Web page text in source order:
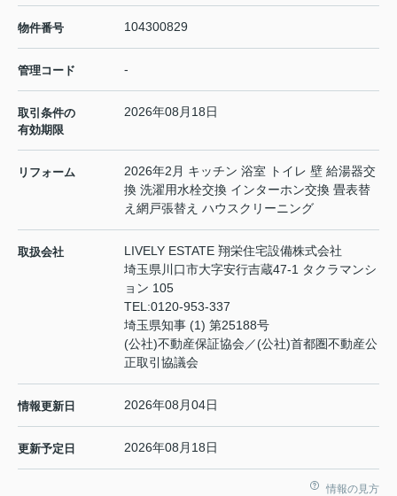
物件番号 104300829
管理コード -
取引条件の
有効期限
2026年08月18日
リフォーム
2026年2月 キッチン 浴室 トイレ 壁 給湯器交
換 洗濯用水栓交換 インターホン交換 畳表替
え網戸張替え ハウスクリーニング
取扱会社
LIVELY ESTATE 翔栄住宅設備株式会社
埼玉県川口市大字安行吉蔵47-1 タクラマンシ
ョン 105
TEL:0120-953-337
埼玉県知事 (1) 第25188号
(公社)不動産保証協会／(公社)首都圏不動産公
正取引協議会
情報更新日 2026年08月04日
更新予定日 2026年08月18日
情報の見方